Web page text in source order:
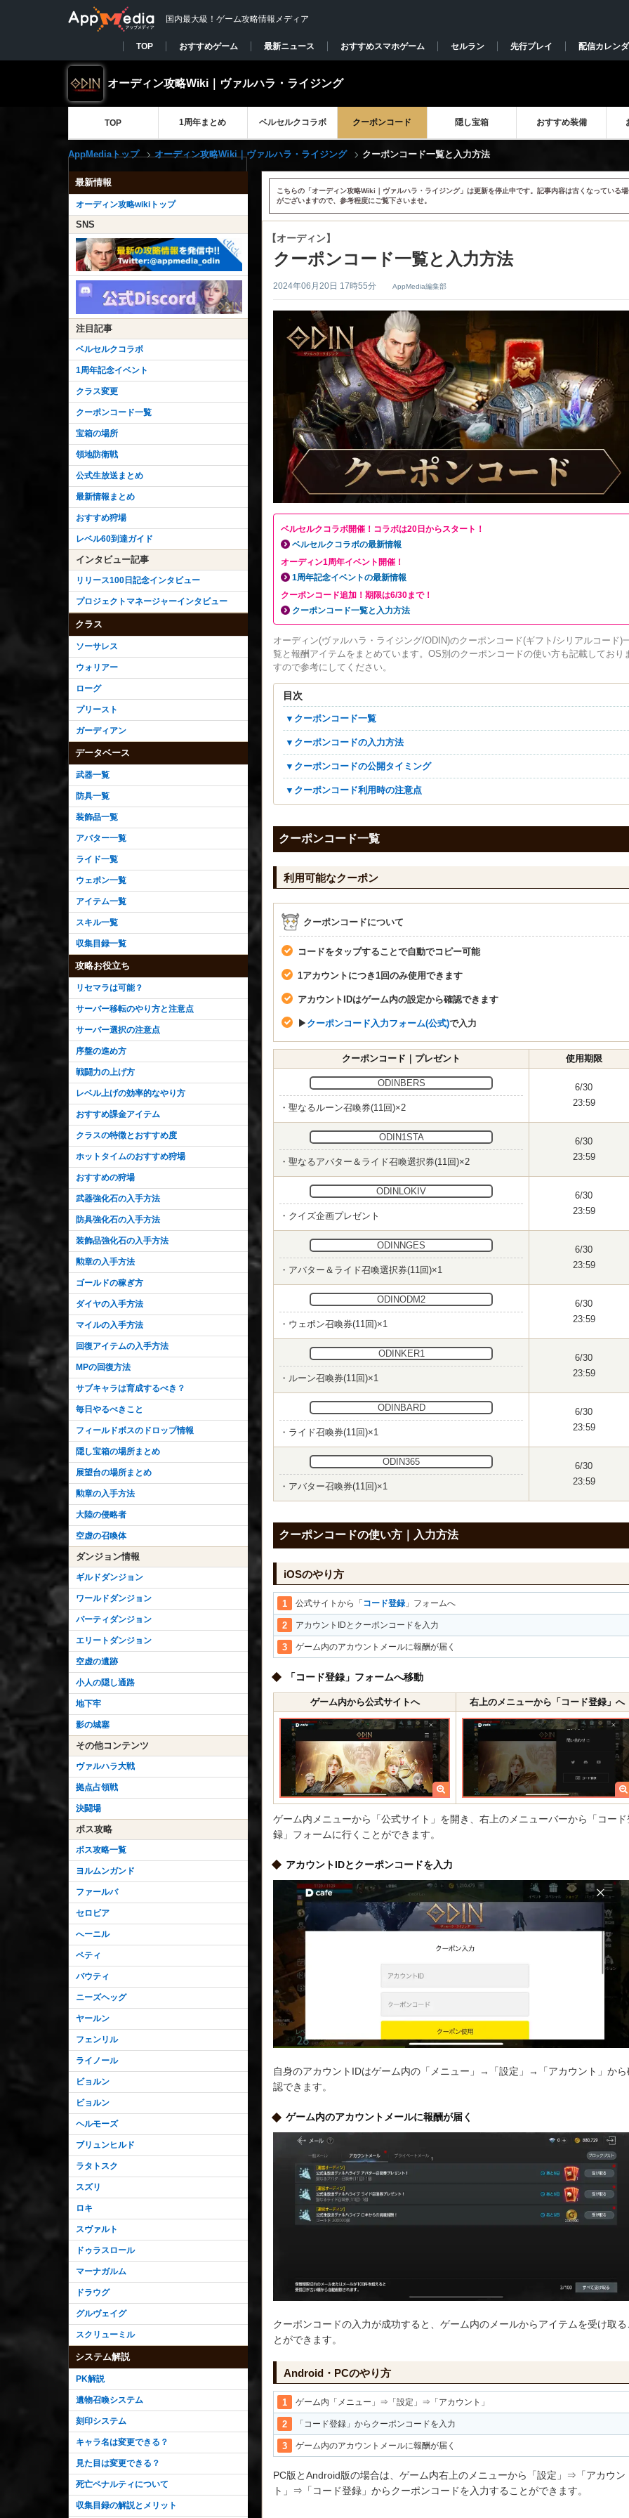
国内最大級！ゲーム攻略情報メディア
TOP おすすめゲーム 最新ニュース おすすめスマホゲーム セルラン 先行プレイ 配信カレン
オーディン攻略Wiki｜ヴァルハラ・ライジング
TOP 1周年まとめ ベルセルクコラボ クーポンコード 隠し宝箱 おすすめ装備
AppMediaトップ オーディン攻略Wiki｜ヴァルハラ・ライジング クーポンコード一覧と入力方法
こちらの「オーディン攻略Wiki｜ヴァルハラ・ライジング」は更新を停止中です。記事内容は古くなっている
がございますので、参考程度にご覧下さいませ。
【オーディン】
クーポンコード一覧と入力方法
2024年06月20日 17時55分 AppMedia編集部
ベルセルクコラボ開催！コラボは20日からスタート！
ベルセルクコラボの最新情報
オーディン1周年イベント開催！
1周年記念イベントの最新情報
クーポンコード追加！期限は6/30まで！
クーポンコード一覧と入力方法
オーディン(ヴァルハラ・ライジング/ODIN)のクーポンコード(ギフト/シリアルコード)
覧と報酬アイテムをまとめています。OS別のクーポンコードの使い方も記載しており
すので参考にしてください。
目次
▼クーポンコード一覧
▼クーポンコードの入力方法
▼クーポンコードの公開タイミング
▼クーポンコード利用時の注意点
クーポンコード一覧
利用可能なクーポン
クーポンコードについて
コードをタップすることで自動でコピー可能
1アカウントにつき1回のみ使用できます
アカウントIDはゲーム内の設定から確認できます
▶︎ クーポンコード入力フォーム(公式)で入力
クーポンコード｜プレゼント 使用期限
ODINBERS
・聖なるルーン召喚券(11回)×2
6/30
23:59
ODIN1STA
・聖なるアバター＆ライド召喚選択券(11回)×2
6/30
23:59
ODINLOKIV
・クイズ企画プレゼント
6/30
23:59
ODINNGES
・アバター＆ライド召喚選択券(11回)×1
6/30
23:59
ODINODM2
・ウェポン召喚券(11回)×1
6/30
23:59
ODINKER1
・ルーン召喚券(11回)×1
6/30
23:59
ODINBARD
・ライド召喚券(11回)×1
6/30
23:59
ODIN365
・アバター召喚券(11回)×1
6/30
23:59
クーポンコードの使い方｜入力方法
iOSのやり方
公式サイトから「コード登録」フォームへ
アカウントIDとクーポンコードを入力
ゲーム内のアカウントメールに報酬が届く
「コード登録」フォームへ移動
ゲーム内から公式サイトへ 右上のメニューから「コード登録」へ
ゲーム内メニューから「公式サイト」を開き、右上のメニューバーから「コード
録」フォームに行くことができます。
アカウントIDとクーポンコードを入力
自身のアカウントIDはゲーム内の「メニュー」→「設定」→「アカウント」から
認できます。
ゲーム内のアカウントメールに報酬が届く
クーポンコードの入力が成功すると、ゲーム内のメールからアイテムを受け取る
とができます。
Android・PCのやり方
ゲーム内「メニュー」⇒「設定」⇒「アカウント」
「コード登録」からクーポンコードを入力
ゲーム内のアカウントメールに報酬が届く
PC版とAndroid版の場合は、ゲーム内右上のメニューから「設定」⇒「アカウン
ト」⇒「コード登録」からクーポンコードを入力することができます。
最新情報
オーディン攻略wikiトップ
SNS
注目記事
ベルセルクコラボ
1周年記念イベント
クラス変更
クーポンコード一覧
宝箱の場所
領地防衛戦
公式生放送まとめ
最新情報まとめ
おすすめ狩場
レベル60到達ガイド
インタビュー記事
リリース100日記念インタビュー
プロジェクトマネージャーインタビュー
クラス
ソーサレス
ウォリアー
ローグ
プリースト
ガーディアン
データベース
武器一覧
防具一覧
装飾品一覧
アバター一覧
ライド一覧
ウェポン一覧
アイテム一覧
スキル一覧
収集目録一覧
攻略お役立ち
リセマラは可能？
サーバー移転のやり方と注意点
サーバー選択の注意点
序盤の進め方
戦闘力の上げ方
レベル上げの効率的なやり方
おすすめ課金アイテム
クラスの特徴とおすすめ度
ホットタイムのおすすめ狩場
おすすめの狩場
武器強化石の入手方法
防具強化石の入手方法
装飾品強化石の入手方法
勲章の入手方法
ゴールドの稼ぎ方
ダイヤの入手方法
マイルの入手方法
回復アイテムの入手方法
MPの回復方法
サブキャラは育成するべき？
毎日やるべきこと
フィールドボスのドロップ情報
隠し宝箱の場所まとめ
展望台の場所まとめ
勲章の入手方法
大陸の侵略者
空虚の召喚体
ダンジョン情報
ギルドダンジョン
ワールドダンジョン
パーティダンジョン
エリートダンジョン
空虚の遺跡
小人の隠し通路
地下牢
影の城塞
その他コンテンツ
ヴァルハラ大戦
拠点占領戦
決闘場
ボス攻略
ボス攻略一覧
ヨルムンガンド
ファールバ
セロビア
へーニル
ペティ
バウティ
ニーズヘッグ
ヤールン
フェンリル
ライノール
ビョルン
ビョルン
ヘルモーズ
ブリュンヒルド
ラタトスク
スズリ
ロキ
スヴァルト
ドゥラスロール
マーナガルム
ドラウグ
グルヴェイグ
スクリューミル
システム解説
PK解説
遺物召喚システム
刻印システム
キャラ名は変更できる？
見た目は変更できる？
死亡ペナルティについて
収集目録の解説とメリット